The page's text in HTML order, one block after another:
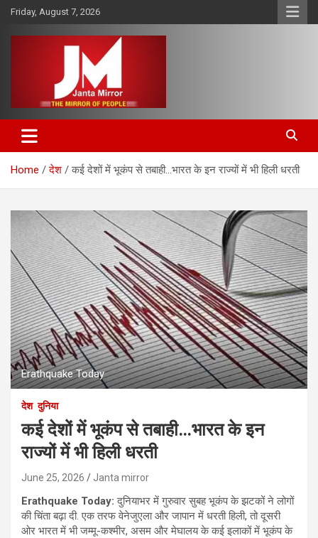
Skip
content
Friday, August 7, 2026
Janta Mirror
Home देश कई देशों में भूकंप से तबाही…भारत के इन राज्यों में भी हिली धरती
Erathquake Today
देश दुनिया
कई देशों में भूकंप से तबाही…भारत के इन
राज्यों में भी हिली धरती
June 25, 2026 Janta mirror
Erathquake Today:दुनियाभर में गुरुवार सुबह भूकंप के झटकों ने लोगों
की चिंता बढ़ा दी. एक तरफ वेनेजुएला और जापान में धरती हिली, तो दूसरी
ओर भारत में भी जम्मू-कश्मीर, असम और मेघालय के कई इलाकों में भूकंप के